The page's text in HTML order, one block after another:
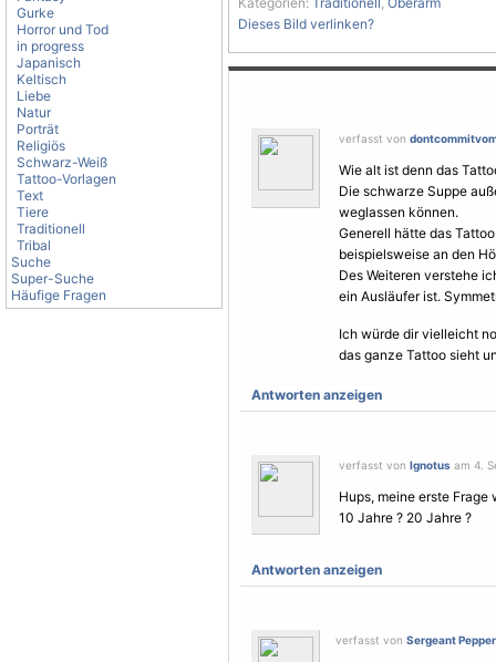
Gurke
Horror und Tod
in progress
Japanisch
Keltisch
Liebe
Natur
Porträt
Religiös
Schwarz-Weiß
Tattoo-Vorlagen
Text
Tiere
Traditionell
Tribal
Suche
Super-Suche
Häufige Fragen
Dieses Bild verlinken?
verfasst von
Wie alt ist denn das
Die schwarze Suppe
weglassen können.
Generell hätte das
beispielsweise an den
Des Weiteren verstehe
ein Ausläufer ist.
Ich würde dir vielleicht
das ganze Tattoo sieht
Antworten anzeigen
verfasst von Ignotus am 4.
Hups, meine erste
10 Jahre ? 20 Jahre ?
Antworten anzeigen
verfasst von Sergeant Pepper